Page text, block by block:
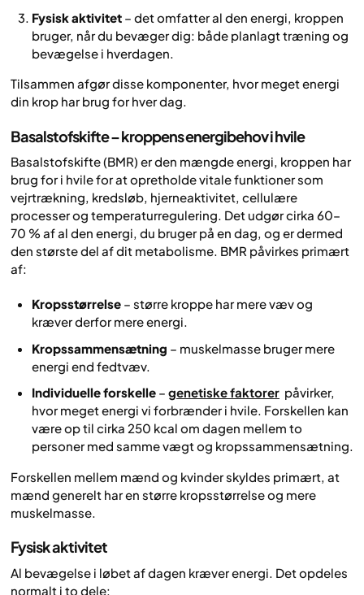
Fysisk aktivitet– det omfatter al den energi, kroppen
bruger, når du bevæger dig: både planlagt træning og
bevægelse i hverdagen.
Tilsammen afgør disse komponenter, hvor meget energi
din krop har brug for hver dag.
Basalstofskifte – kroppens energibehov i hvile
Basalstofskifte (BMR) er den mængde energi, kroppen har
brug for i hvile for at opretholde vitale funktioner som
vejrtrækning, kredsløb, hjerneaktivitet, cellulære
processer og temperaturregulering. Det udgør cirka 60–
70 % af al den energi, du bruger på en dag, og er dermed
den største del af dit metabolisme. BMR påvirkes primært
af:
Kropsstørrelse– større kroppe har mere væv og
kræver derfor mere energi.
Kropssammensætning – muskelmasse bruger mere
energi end fedtvæv.
Individuelle forskelle– genetiske faktorer påvirker,
hvor meget energi vi forbrænder i hvile. Forskellen kan
være op til cirka 250 kcal om dagen mellem to
personer med samme vægt og kropssammensætning.
Forskellen mellem mænd og kvinder skyldes primært, at
mænd generelt har en større kropsstørrelse og mere
muskelmasse.
Fysisk aktivitet
Al bevægelse i løbet af dagen kræver energi. Det opdeles
normalt i to dele: